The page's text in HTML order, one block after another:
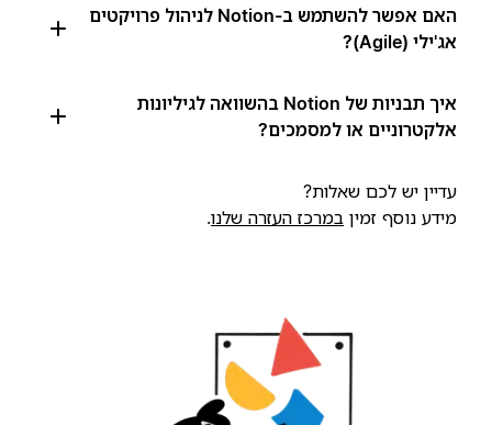
האם אפשר להשתמש ב-Notion לניהול פרויקטים
אג'ילי (Agile)?
איך תבניות של Notion בהשוואה לגיליונות
אלקטרוניים או למסמכים?
עדיין יש לכם שאלות?
מידע נוסף זמין במרכז העזרה שלנו.